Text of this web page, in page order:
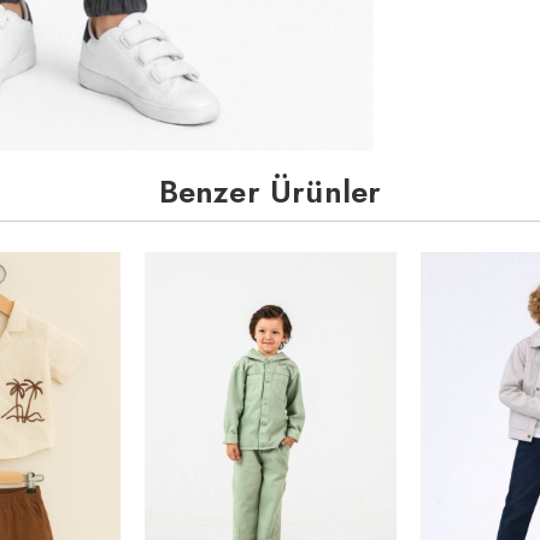
Benzer Ürünler